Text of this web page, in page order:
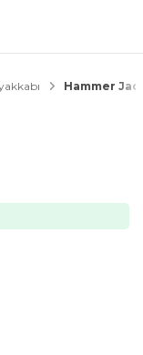
Hammer